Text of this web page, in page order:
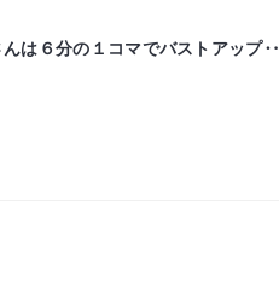
は６分の１コマでバストアップ‥